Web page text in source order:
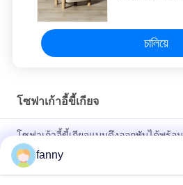
চালিয়ে
โซฟาเก้าอี้ขี้เกียจ
โซฟาเก้าอี้ขี้เกียจแบบดึงออกพับได้พร้อ
การซีดจาง
fanny